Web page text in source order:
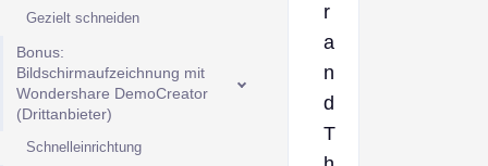
Gezielt schneiden
Bonus:
Bildschirmaufzeichnung mit
Wondershare DemoCreator
(Drittanbieter)
Schnelleinrichtung
r
a
n
d
T